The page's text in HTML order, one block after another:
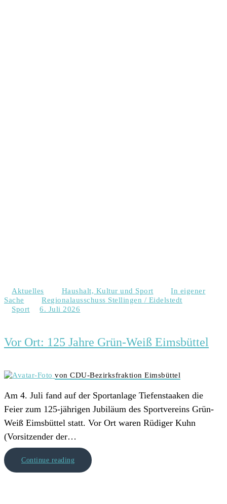
Aktuelles Haushalt, Kultur und Sport
In eigener
Sache
Regionalausschuss Stellingen / Eidelstedt
Sport
6. Juli 2026
Vor Ort: 125 Jahre Grün-Weiß Eimsbüttel
von CDU-Bezirksfraktion Eimsbüttel
Am 4. Juli fand auf der Sportanlage Tiefenstaaken die
Feier zum 125-jährigen Jubiläum des Sportvereins Grün-
Weiß Eimsbüttel statt. Vor Ort waren Rüdiger Kuhn
(Vorsitzender der…
Continue reading